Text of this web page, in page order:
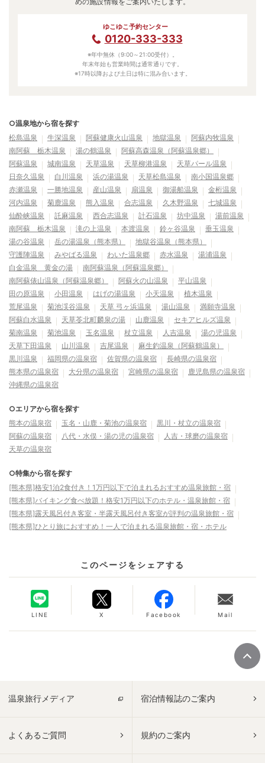
ゆこゆこ予約センター
0120-333-333
※年中無休（9:00～21:00受付）。
年末年始も営業時間は通常通りです。
※17時以降および土日は特に混み合います。
○温泉地から宿を探す
松島温泉
牛深温泉 阿蘇健康火山温泉 地獄温泉
阿蘇内牧温泉
南阿蘇 栃木温泉
湯の鶴温泉
阿蘇高森温泉（阿蘇温泉郷）
阿蘇温泉
城南温泉 天草温泉 天草柳港温泉
天草パール温泉
日奈久温泉
白川温泉 浜の湯温泉 天草松島温泉
南小国温泉郷
赤瀬温泉
一勝地温泉 産山温泉 扇温泉 御湯船温泉
金桁温泉
河内温泉
菊鹿温泉 熊入温泉 合志温泉 久木野温泉
七城温泉
仙酔峡温泉
託麻温泉 西合志温泉 計石温泉 坊中温泉
湯前温泉
南阿蘇 栃木温泉
滝の上温泉 本渡温泉 鈴ヶ谷温泉
垂玉温泉
湯の谷温泉
岳の湯温泉（熊本県）
地獄谷温泉（熊本県）
守護陣温泉
みやばる温泉 わいた温泉郷 赤水温泉
湯浦温泉
白金温泉 黄金の湯
南阿蘇温泉（阿蘇温泉郷）
南阿蘇俵山温泉（阿蘇温泉郷）
阿蘇火の山温泉
平山温泉
田の原温泉
小田温泉 はげの湯温泉 小天温泉
植木温泉
荒尾温泉
菊池渓谷温泉 天草 弓ヶ浜温泉 湯山温泉
満願寺温泉
阿蘇白水温泉
天草苓北町麟泉の湯 山鹿温泉
セキアヒルズ温泉
菊南温泉
菊池温泉 玉名温泉 杖立温泉 人吉温泉
湯の児温泉
天草下田温泉
山川温泉 吉尾温泉
麻生釣温泉（阿蘇鶴温泉）
黒川温泉
福岡県の温泉宿 佐賀県の温泉宿
長崎県の温泉宿
熊本県の温泉宿
大分県の温泉宿 宮崎県の温泉宿
鹿児島県の温泉宿
沖縄県の温泉宿
○エリアから宿を探す
熊本の温泉宿
玉名・山鹿・菊池の温泉宿
黒川・杖立の温泉宿
阿蘇の温泉宿
八代・水俣・湯の児の温泉宿
人吉・球磨の温泉宿
天草の温泉宿
○特集から宿を探す
[熊本県]格安1泊2食付き！1万円以下で泊まれるおすすめ温泉旅館・宿
[熊本県]バイキング食べ放題！格安1万円以下のホテル・温泉旅館・宿
[熊本県]露天風呂付き客室・半露天風呂付き客室が評判の温泉旅館・宿
[熊本県]ひとり旅におすすめ！一人で泊まれる温泉旅館・宿・ホテル
このページをシェアする
LINE X Facebook Mail
温泉旅行メディア 宿泊情報誌のご案内
よくあるご質問 規約のご案内